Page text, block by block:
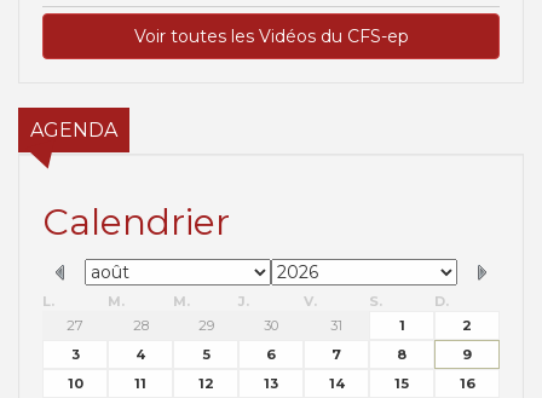
Voir toutes les Vidéos du CFS-ep
AGENDA
Calendrier
L. M. M. J. V. S.
D.
27
28 29 30 31 1
2
3
4 5 6 7 8
9
10
11 12 13 14 15
16